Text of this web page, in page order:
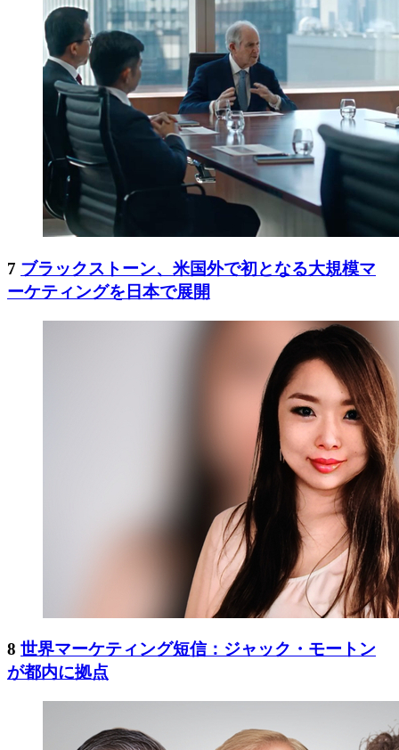
7 ブラックストーン、米国外で初となる大規模マ
ーケティングを日本で展開
8 世界マーケティング短信：ジャック・モートン
が都内に拠点